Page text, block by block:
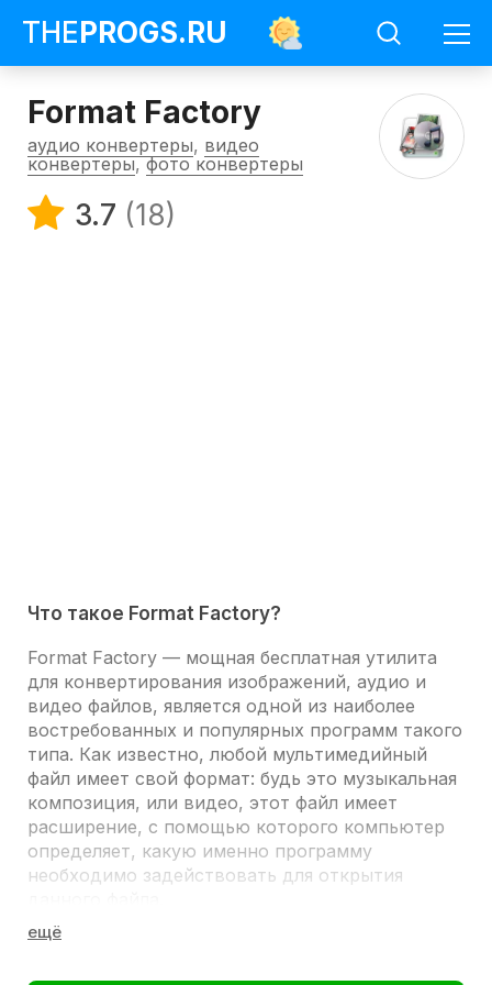
THEPROGS.RU
Format Factory
аудио конвертеры, видео
конвертеры,фото конвертеры
3.7 (18)
Что такое Format Factory?
Format Factory — мощная бесплатная утилита
для конвертирования изображений, аудио и
видео файлов, является одной из наиболее
востребованных и популярных программ такого
типа. Как известно, любой мультимедийный
файл имеет свой формат: будь это музыкальная
композиция, или видео, этот файл имеет
расширение, с помощью которого компьютер
определяет, какую именно программу
необходимо задействовать для открытия
И порой возникает необходимость